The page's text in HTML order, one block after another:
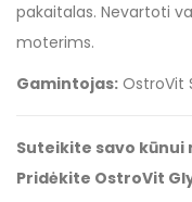
pakaitalas. Nevartoti
moterims.
Gamintojas: OstroVit
Suteikite savo
Pridėkite OstroVit